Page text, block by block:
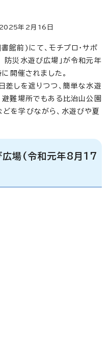
2025年2月 16 日
館前)にて、モチプロ・サポ
防災水遊び広場」が令和元年
催されました。
差しを遮りつつ、簡単な水遊
避難場所でもある比治山公園
を学びながら、水遊びや夏
広場(令和元年8月17